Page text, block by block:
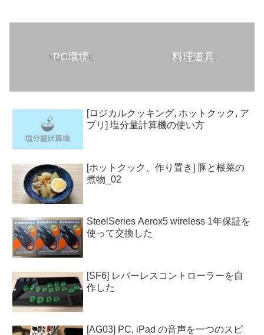
PC環境 料理道具
[ロジカルクッキング, ホットクック, ア
プリ] 塩分量計算機の使い方
[ホットクック、作り置き] 豚と根菜の
煮物_02
SteelSeries Aerox5 wireless 1年保証を
使って交換した
[SF6] レバーレスコントローラーを自
作した
[AG03] PC, iPad の音声を一つのスピ